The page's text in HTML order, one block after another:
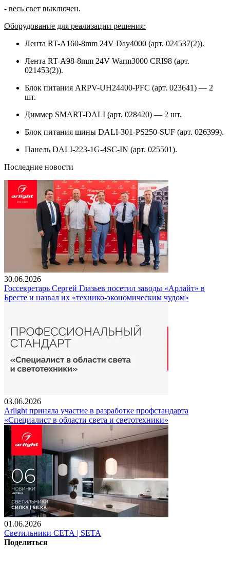
- весь свет выключен.
Оборудование для реализации решения:
Лента RT-A160-8mm 24V Day4000 (арт. 024537(2)).
Лента RT-A98-8mm 24V Warm3000 CRI98 (арт.
021453(2)).
Блок питания ARPV-UH24400-PFC (арт. 023641) — 2
шт.
Диммер SMART-DALI (арт. 028420) — 2 шт.
Блок питания шины DALI-301-PS250-SUF (арт. 026399).
Панель DALI-223-1G-4SC-IN (арт. 025501).
Последние новости
30.06.2026
Госсекретарь Сергей Глазьев посетил заводы «Арлайт» в
Бресте и назвал их «технико-экономическим чудом»
03.06.2026
Arlight приняла участие в разработке профстандарта
«Специалист в области света и светотехники»
01.06.2026
Светильники СЕТА | SETA
Поделиться